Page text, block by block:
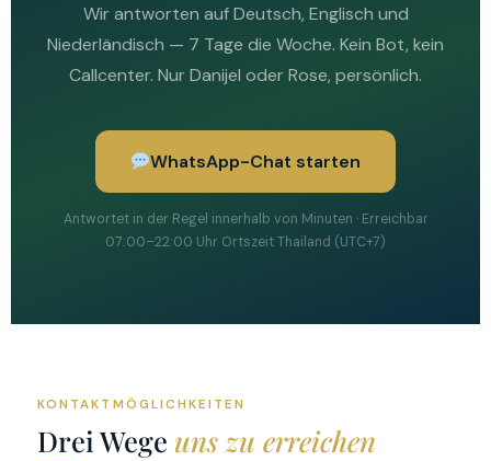
Wir antworten auf Deutsch, Englisch und
Niederländisch — 7 Tage die Woche. Kein Bot, kein
Callcenter. Nur Danijel oder Rose, persönlich.
WhatsApp-Chat starten
Antwortet in der Regel innerhalb von Minuten · Erreichbar
07:00–22:00 Uhr Ortszeit Thailand (UTC+7)
KONTAKTMÖGLICHKEITEN
Drei Wege uns zu erreichen